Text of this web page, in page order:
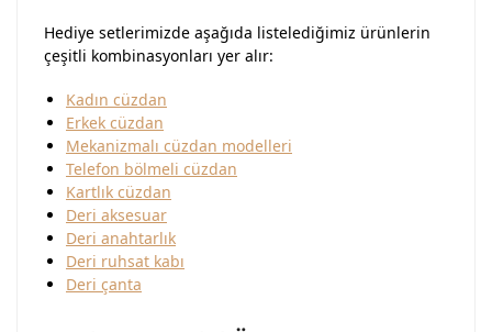
Hediye setlerimizde aşağıda listelediğimiz ürünlerin
çeşitli kombinasyonları yer alır:
Kadın cüzdan
Erkek cüzdan
Mekanizmalı cüzdan modelleri
Telefon bölmeli cüzdan
Kartlık cüzdan
Deri aksesuar
Deri anahtarlık
Deri ruhsat kabı
Deri çanta